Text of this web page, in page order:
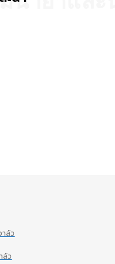
ล์ว
ล์ว